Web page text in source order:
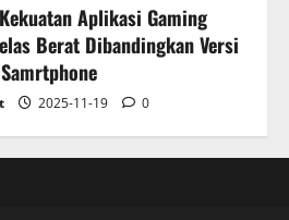
Aplikasi Gaming
Berat Dibandingkan Versi
2025-11-19 0